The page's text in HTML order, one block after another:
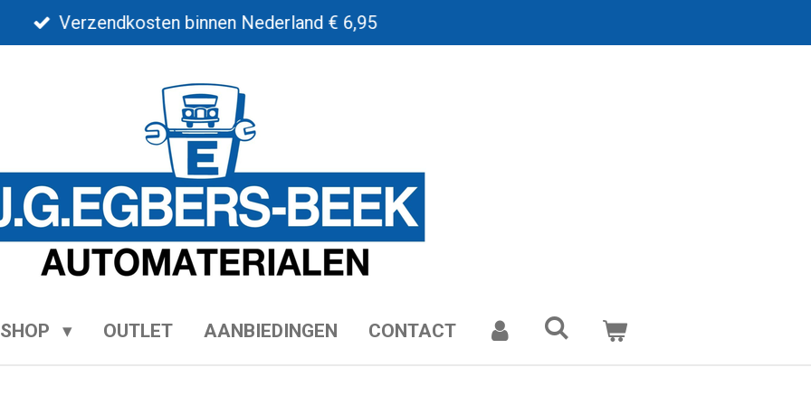
Verzendkosten binnen Nederland € 6,95
OUTLET AANBIEDINGEN CONTACT